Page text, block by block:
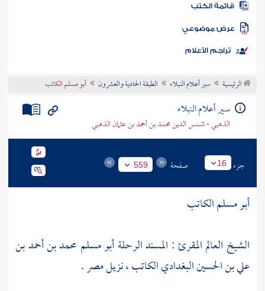
المكتبة
الكتب
موضوعي
تراجم الأعلام
الرئيسية سير أعلام النبلاء الطبقة الحادية والعشرون أبو مسلم الكاتب
سير أعلام النبلاء
الذهبي - شمس الدين محمد بن أحمد بن عثمان الذهبي
جزء 16 صفحة 559
أبو مسلم الكاتب
الشيخ العالم المقرئ : المسند الرحلةأبو مسلم محمد بن أحمد بن
علي بن الحسين البغداديالكاتب ، نزيلمصر.